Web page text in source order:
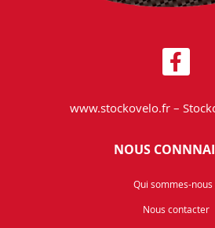
www.stockovelo.fr –
NOUS
Qui sommes-nous
Nous contacter